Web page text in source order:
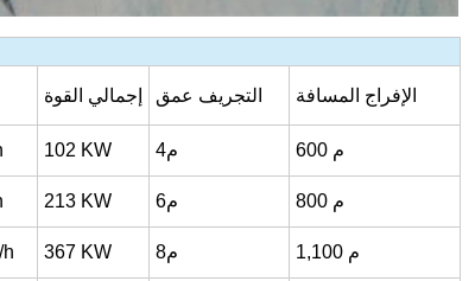
إجمالي القوة التجريف عمق الإفراج المسافة
102 KW 4م 600 م
213 KW 6م 800 م
367 KW 8م 1,100 م